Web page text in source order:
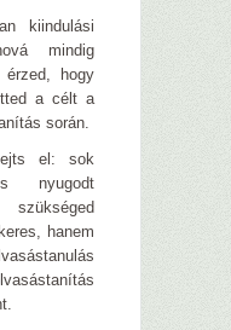
kiindulási
mindig
hogy
a célt a
során.
el: sok
nyugodt
hanem